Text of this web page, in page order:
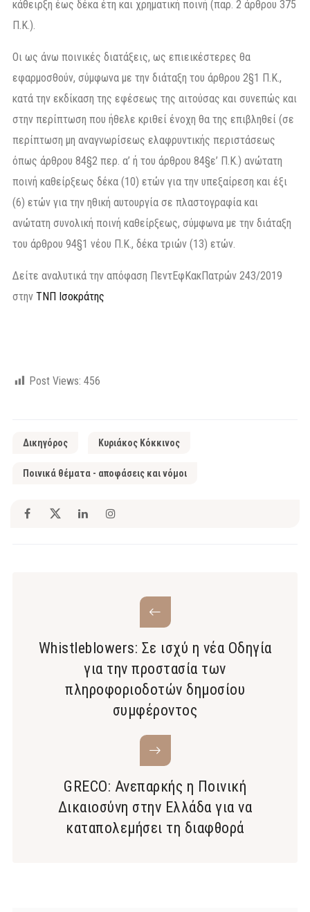
κάθειρξη έως δέκα έτη και χρηματική ποινή (παρ. 2 άρθρου 375
Π.Κ.).
Οι ως άνω ποινικές διατάξεις, ως επιεικέστερες θα
εφαρμοσθούν, σύμφωνα με την διάταξη του άρθρου 2§1 Π.Κ.,
κατά την εκδίκαση της εφέσεως της αιτούσας και συνεπώς και
στην περίπτωση που ήθελε κριθεί ένοχη θα της επιβληθεί (σε
περίπτωση μη αναγνωρίσεως ελαφρυντικής περιστάσεως
όπως άρθρου 84§2 περ. α’ ή του άρθρου 84§ε’ Π.Κ.) ανώτατη
ποινή καθείρξεως δέκα (10) ετών για την υπεξαίρεση και έξι
(6) ετών για την ηθική αυτουργία σε πλαστογραφία και
ανώτατη συνολική ποινή καθείρξεως, σύμφωνα με την διάταξη
του άρθρου 94§1 νέου Π.Κ., δέκα τριών (13) ετών.
Δείτε αναλυτικά την απόφαση ΠεντΕφΚακΠατρών 243/2019
στην ΤΝΠ Ισοκράτης
Post Views: 456
Δικηγόρος Κυριάκος Κόκκινος
Ποινικά θέματα - αποφάσεις και νόμοι
Whistleblowers: Σε ισχύ η νέα Οδηγία
για την προστασία των
πληροφοριοδοτών δημοσίου
συμφέροντος
GRECO: Ανεπαρκής η Ποινική
Δικαιοσύνη στην Ελλάδα για να
καταπολεμήσει τη διαφθορά